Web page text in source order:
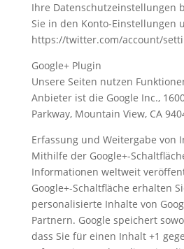
Ihre Datenschutzeinstellungen
Sie in den Konto-Einstellungen
https://twitter.com/account/
Google+ Plugin
Unsere Seiten nutzen
Anbieter ist die Google Inc.,
Parkway, Mountain View, CA
Erfassung und Weitergabe von
Mithilfe der Google+-
Informationen weltweit
Google+-Schaltfläche erhalten
personalisierte Inhalte von
Partnern. Google speichert
dass Sie für einen Inhalt +1